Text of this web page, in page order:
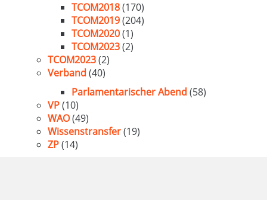
TCOM2018(170)
TCOM2019(204)
TCOM2020(1)
TCOM2023(2)
TCOM2023(2)
Verband (40)
Parlamentarischer Abend (58)
VP(10)
WAO(49)
Wissenstransfer(19)
ZP(14)